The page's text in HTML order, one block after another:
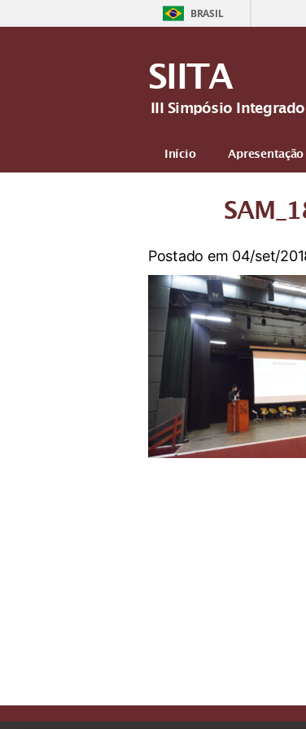
BRASIL
SIITA
III Simpósio
Início Apresentação
Postado em 04/set/